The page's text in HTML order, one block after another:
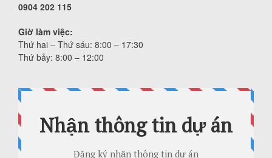
0904 202 115
Giờ làm việc:
Thứ hai – Thứ sáu: 8:00 – 17:30
Thứ bảy: 8:00 – 12:00